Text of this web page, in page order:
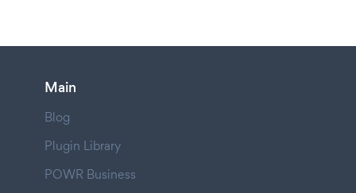
Main
Blog
Plugin Library
POWR Business